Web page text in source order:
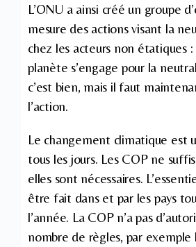
L’ONU a ainsi créé un groupe
mesure des actions visant la
chez les acteurs non étatiques
planète s’engage pour la
c’est bien, mais il faut
l’action.
Le changement climatique est
tous les jours. Les COP ne
elles sont nécessaires.
être fait dans et par les pays
l’année. La COP n’a pas
nombre de règles, par exemple